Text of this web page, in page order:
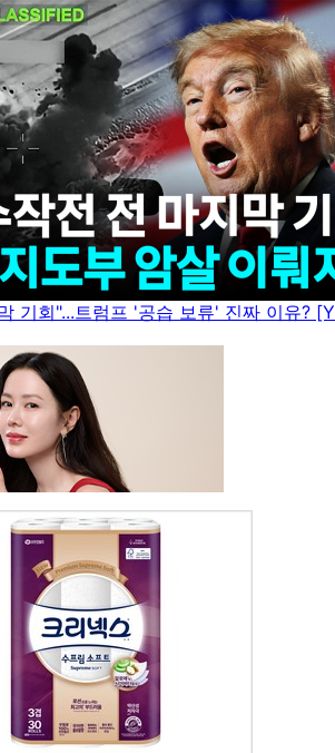
기회"...트럼프 '공습 보류' 진짜 이유?